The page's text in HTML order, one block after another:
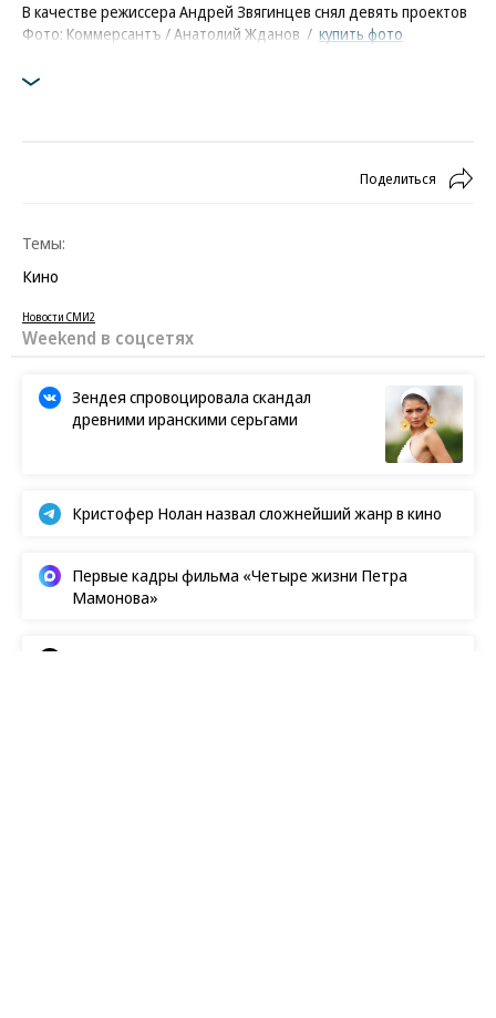
В качестве режиссера Андрей Звягинцев снял девять проектов
Фото: Коммерсантъ / Анатолий Жданов / купить фото
Поделиться
Темы:
Кино
Новости СМИ2
Weekend в соцсетях
Зендея спровоцировала скандал
древними иранскими серьгами
Кристофер Нолан назвал сложнейший жанр в кино
Первые кадры фильма «Четыре жизни Петра
Мамонова»